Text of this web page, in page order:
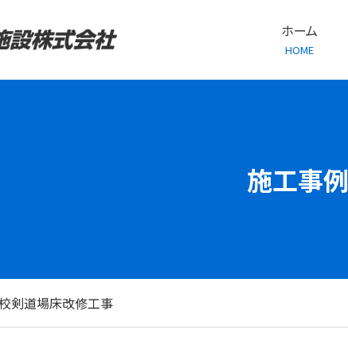
ホーム
HOME
施工事例
剣道場床改修工事